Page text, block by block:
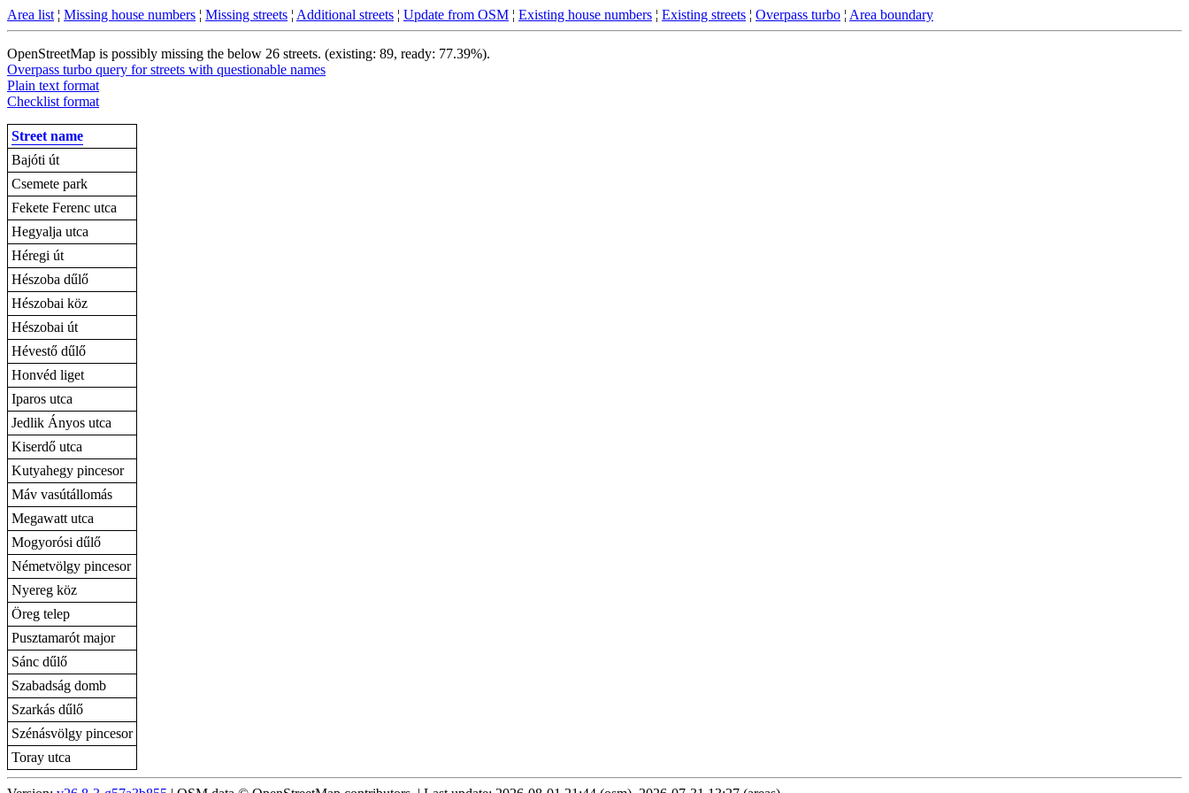
Area list ¦ Missing house numbers ¦ Missing streets ¦ Additional streets ¦ Update from OSM ¦ Existing house numbers ¦ Existing streets ¦ Overpass turbo ¦ Area boundary
OpenStreetMap is possibly missing the below 26 streets. (existing: 89, ready: 77.39%).
Overpass turbo query for streets with questionable names
Plain text format
Checklist format
Street name
Bajóti út
Csemete park
Fekete Ferenc utca
Hegyalja utca
Héregi út
Hészoba dűlő
Hészobai köz
Hészobai út
Hévestő dűlő
Honvéd liget
Iparos utca
Jedlik Ányos utca
Kiserdő utca
Kutyahegy pincesor
Máv vasútállomás
Megawatt utca
Mogyorósi dűlő
Németvölgy pincesor
Nyereg köz
Öreg telep
Pusztamarót major
Sánc dűlő
Szabadság domb
Szarkás dűlő
Szénásvölgy pincesor
Toray utca